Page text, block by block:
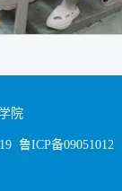
院
鲁ICP备09051012